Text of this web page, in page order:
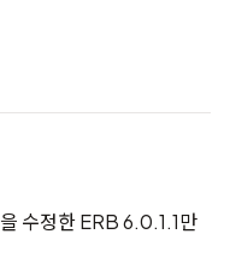
을 수정한 ERB 6.0.1.1만